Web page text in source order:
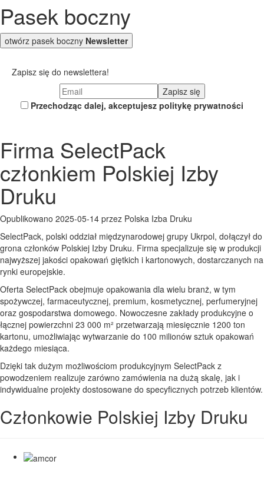
Pasek boczny
otwórz pasek boczny Newsletter
Zapisz się do newslettera!
Przechodząc dalej, akceptujesz politykę prywatności
Firma SelectPack
członkiem Polskiej Izby
Druku
Opublikowano 2025-05-14 przez Polska Izba Druku
SelectPack, polski oddział międzynarodowej grupy Ukrpol, dołączył do
grona członków Polskiej Izby Druku. Firma specjalizuje się w produkcji
najwyższej jakości opakowań giętkich i kartonowych, dostarczanych na
rynki europejskie.
Oferta SelectPack obejmuje opakowania dla wielu branż, w tym
spożywczej, farmaceutycznej, premium, kosmetycznej, perfumeryjnej
oraz gospodarstwa domowego. Nowoczesne zakłady produkcyjne o
łącznej powierzchni 23 000 m² przetwarzają miesięcznie 1200 ton
kartonu, umożliwiając wytwarzanie do 100 milionów sztuk opakowań
każdego miesiąca.
Dzięki tak dużym możliwościom produkcyjnym SelectPack z
powodzeniem realizuje zarówno zamówienia na dużą skalę, jak i
indywidualne projekty dostosowane do specyficznych potrzeb klientów.
Członkowie Polskiej Izby Druku